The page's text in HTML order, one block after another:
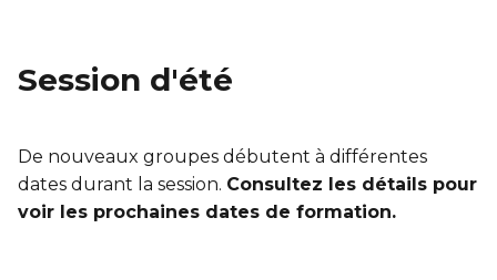
Session d'été
De nouveaux groupes débutent à différentes
dates durant la session. Consultez les détails pour
voir les prochaines dates de formation.